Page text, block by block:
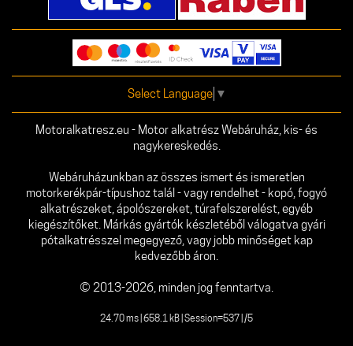
Select Language ▼
Motoralkatresz.eu - Motor alkatrész Webáruház, kis- és
nagykereskedés.
Webáruházunkban az összes ismert és ismeretlen
motorkerékpár-típushoz talál - vagy rendelhet - kopó, fogyó
alkatrészeket, ápolószereket, túrafelszerelést, egyéb
kiegészítőket. Márkás gyártók készletéből válogatva gyári
pótalkatrésszel megegyező, vagy jobb minőséget kap
kedvezőbb áron.
© 2013-2026, minden jog fenntartva.
24.70 ms | 658.1 kB | Session=537 | /5